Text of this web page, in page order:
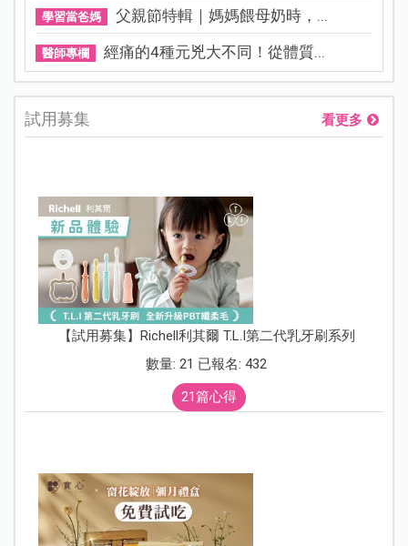
學習當爸媽 父親節特輯｜媽媽餵母奶時，...
醫師專欄 經痛的4種元兇大不同！從體質...
試用募集 看更多
【試用募集】Richell利其爾 T.L.I第二代乳牙刷系列
數量: 21 已報名: 432
21篇心得